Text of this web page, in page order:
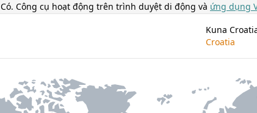
Có. Công cụ hoạt động trên trình duyệt di động và ứng dụng
Kuna
Croatia